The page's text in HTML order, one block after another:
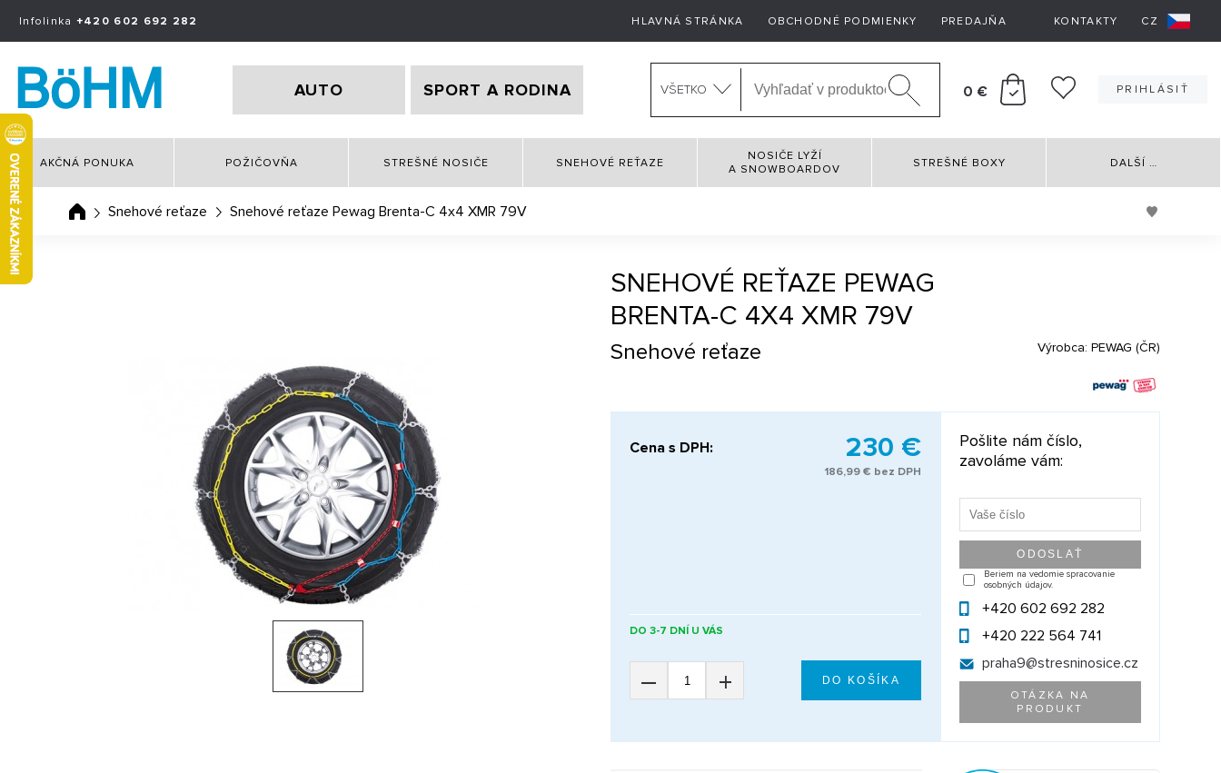
Infolinka +420 602 692 282 HLAVNÁ STRÁNKA OBCHODNÉ PODMIENKY PREDAJŇA KONTAKTY CZ
AUTO SPORT A RODINA VŠETKO 0 € PRIHLÁSIŤ
AKČNÁ PONUKA POŽIČOVŇA STREŠNÉ NOSIČE SNEHOVÉ REŤAZE
NOSIČE LYŽÍ
A SNOWBOARDOV
STREŠNÉ BOXY DALŠÍ …
Snehové reťaze Snehové reťaze Pewag Brenta-C 4x4 XMR 79V
SNEHOVÉ REŤAZE PEWAG
BRENTA-C 4X4 XMR 79V
Snehové reťaze Výrobca: PEWAG (ČR)
Cena s DPH: 230 €
186,99 € bez DPH
DO 3-7 DNÍ U VÁS
– +
Pošlite nám číslo,
zavoláme vám:
Beriem na vedomie spracovanie
osobných údajov.
+420 602 692 282
+420 222 564 741
praha9@stresninosice.cz
OTÁZKA NA
PRODUKT